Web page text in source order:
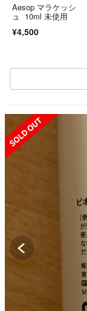
Aesop マラケッシ
ュ 10ml 未使用
¥4,500